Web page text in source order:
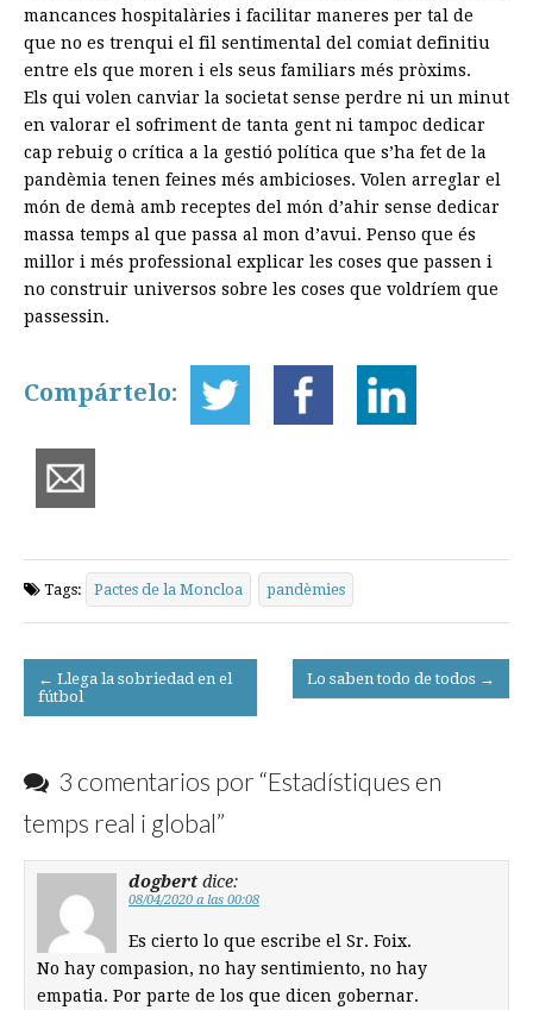
mancances hospitalàries i facilitar maneres per tal de
que no es trenqui el fil sentimental del comiat definitiu
entre els que moren i els seus familiars més pròxims.
Els qui volen canviar la societat sense perdre ni un minut
en valorar el sofriment de tanta gent ni tampoc dedicar
cap rebuig o crítica a la gestió política que s’ha fet de la
pandèmia tenen feines més ambicioses. Volen arreglar el
món de demà amb receptes del món d’ahir sense dedicar
massa temps al que passa al mon d’avui. Penso que és
millor i més professional explicar les coses que passen i
no construir universos sobre les coses que voldríem que
passessin.
Compártelo:
Tags: Pactes de la Moncloa pandèmies
Post
navigation
← Llega la sobriedad en el
fútbol
Lo saben todo de todos →
3 comentarios por “Estadístiques en
temps real i global”
dogbert dice:
08/04/2020 a las 00:08
Es cierto lo que escribe el Sr. Foix.
No hay compasion, no hay sentimiento, no hay
empatia. Por parte de los que dicen gobernar.